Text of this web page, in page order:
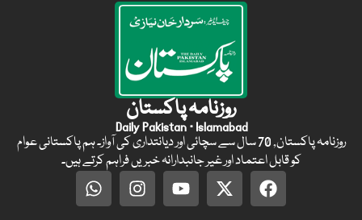
روزنامہ پاکستان
Daily Pakistan · Islamabad
روزنامہ پاکستان, 70 سال سے سچائی اور دیانتداری کی آواز۔ ہم پاکستانی عوام
کو قابل اعتماد اور غیر جانبدارانہ خبریں فراہم کرتے ہیں۔